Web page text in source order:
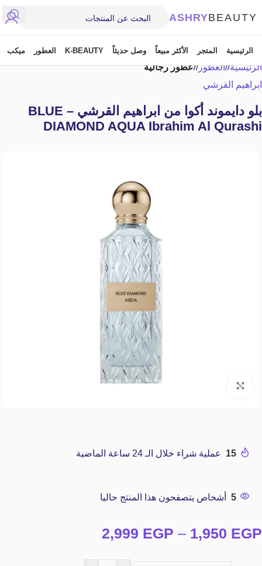
ASHRYBEAUTY
الرئيسية المتجر الأكثر مبيعاً وصل حديثاً K-BEAUTY العطور ميكب
الرئيسية/ العطور/ عطور رجالية
ابراهيم القرشي
بلو دايموند أكوا من ابراهيم القرشي – BLUE
DIAMOND AQUA Ibrahim Al Qurashi
15 عملية شراء خلال الـ 24 ساعة الماضية
5 أشخاص يتصفحون هذا المنتج حاليا
1,950 EGP
–
2,999 EGP